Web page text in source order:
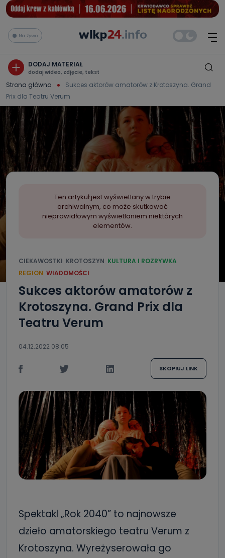
Na żywo
DODAJ MATERIAŁ
dodaj wideo, zdjęcie, tekst
Strona główna
Sukces aktorów amatorów z Krotoszyna. Grand
Prix dla Teatru Verum
Ten artykuł jest wyświetlany w trybie
archiwalnym, co może skutkować
nieprawidłowym wyświetlaniem niektórych
elementów.
CIEKAWOSTKI KROTOSZYN KULTURA I ROZRYWKA
REGION WIADOMOŚCI
Sukces aktorów amatorów z
Krotoszyna. Grand Prix dla
Teatru Verum
04.12.2022 08:05
SKOPIUJ LINK
Spektakl „Rok 2040” to najnowsze
dzieło amatorskiego teatru Verum z
Krotoszyna. Wyreżyserowała go